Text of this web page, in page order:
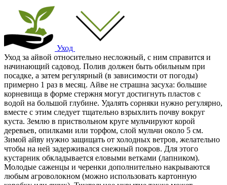
Уход
Уход за айвой относительно несложный, с ним справится и
начинающий садовод. Полив должен быть обильным при
посадке, а затем регулярный (в зависимости от погоды)
примерно 1 раз в месяц. Айве не страшна засуха: большие
корневища в форме стержня могут достигнуть пластов с
водой на большой глубине. Удалять сорняки нужно регулярно,
вместе с этим следует тщательно взрыхлить почву вокруг
куста. Землю в приствольном круге мульчируют корой
деревьев, опилками или торфом, слой мульчи около 5 см.
Зимой айву нужно защищать от холодных ветров, желательно
чтобы на ней задерживался снежный покров. Для этого
кустарник обкладывается еловыми ветками (лапником).
Молодые саженцы и черенки дополнительно накрываются
любым агроволокном (можно использовать картонную